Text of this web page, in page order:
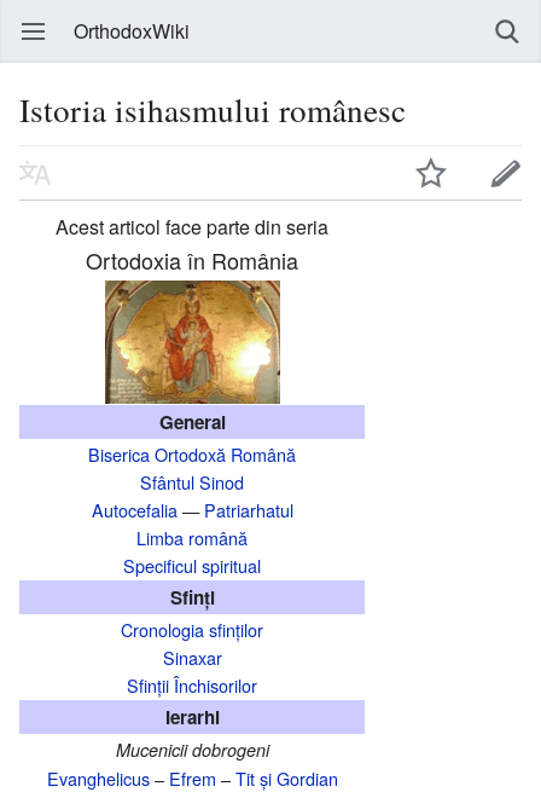
OrthodoxWiki
Istoria isihasmului românesc
Acest articol face parte din seria
Ortodoxia în România
General
Biserica Ortodoxă Română
Sfântul Sinod
Autocefalia—Patriarhatul
Limba română
Specificul spiritual
Sfinți
Cronologia sfinților
Sinaxar
Sfinții Închisorilor
Ierarhi
Mucenicii dobrogeni
Evanghelicus– Efrem –Tit și Gordian